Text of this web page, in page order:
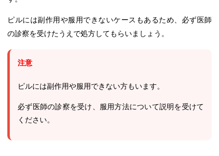
ピルには副作用や服用できないケースもあるため、必ず医師
の診察を受けたうえで処方してもらいましょう。
注意
ピルには副作用や服用できない方もいます。
必ず医師の診察を受け、服用方法について説明を受けて
ください。